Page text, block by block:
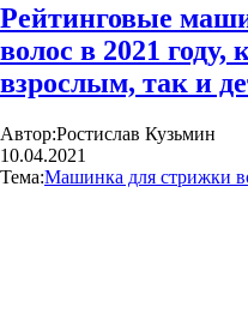
Рейтинговые
волос в 2021 году,
взрослым, так и
Автор:Ростислав Кузьмин
10.04.2021
Тема:Машинка для стрижки